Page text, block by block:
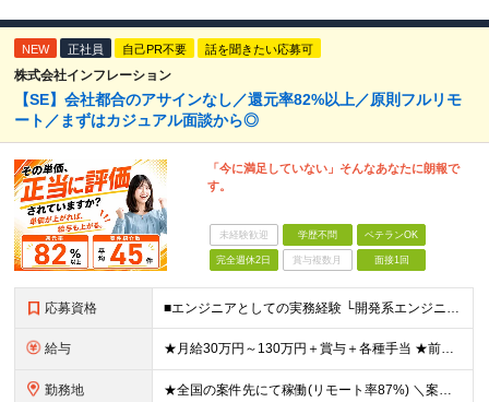
NEW 正社員 自己PR不要 話を聞きたい応募可
株式会社インフレーション
【SE】会社都合のアサインなし／還元率82%以上／原則フルリモ
ート／まずはカジュアル面談から◎
「今に満足していない」そんなあなたに朗報で
す。
未経験歓迎 学歴不問 ベテランOK
完全週休2日 賞与複数月 面接1回
応募資格 ■エンジニアとしての実務経験 └開発系エンジニア／サーバ／NWの設計・構築や運用・保守／テクサポ経験／Web系 等 ◎学歴・ブランク・転職回数不問。20代、30代、40代が幅広く活躍中！ ◎選考はW
給与 ★月給30万円～130万円＋賞与＋各種手当 ★前職給与保証 ※給与は案件単価に完全連動 ※案件の契約内容や昇給、賞与額はすべて開示いたします。 ※上記給与には、月30時間の固定残業代（57,143円
勤務地 ★全国の案件先にて稼働(リモート率87%) ＼案件は「100%選択制」なので、理想の働き方が可能！／ ＼＼フルリモート・ハイブリッド・フル出社から選択可能です／／ ※事務作業／帰社日はありません